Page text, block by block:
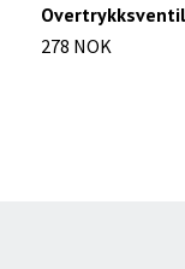
278 NOK